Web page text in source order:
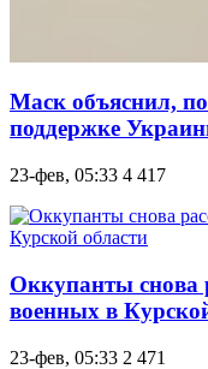
Маск объяснил,
поддержке
23-фев, 05:33 4 417
Оккупанты снова
военных в
23-фев, 05:33 2 471